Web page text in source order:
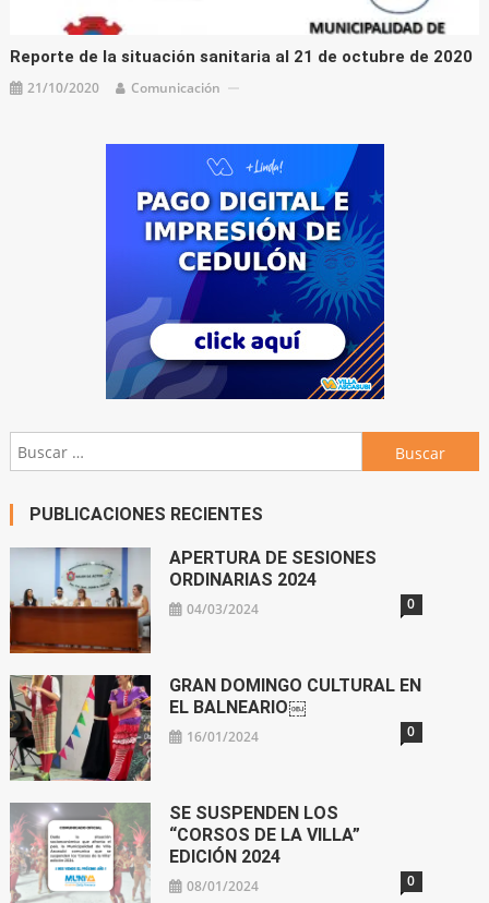
Reporte de la situación sanitaria al 21 de octubre de 2020
21/10/2020 Comunicación
Buscar:
PUBLICACIONES RECIENTES
APERTURA DE SESIONES
ORDINARIAS 2024
04/03/2024 0
GRAN DOMINGO CULTURAL EN
EL BALNEARIO￼
16/01/2024 0
SE SUSPENDEN LOS
“CORSOS DE LA VILLA”
EDICIÓN 2024
08/01/2024 0